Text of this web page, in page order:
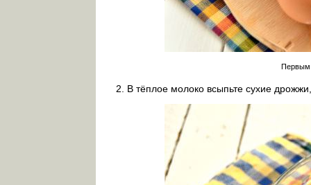
Первым
В тёплое молоко всыпьте сухие